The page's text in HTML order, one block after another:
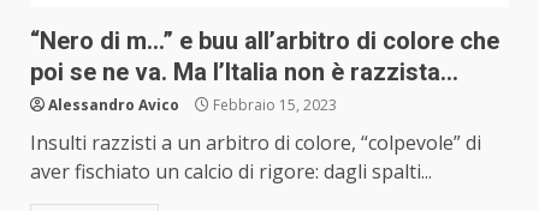
“Nero di m…” e buu all’arbitro di colore che
poi se ne va. Ma l’Italia non è razzista…
Alessandro Avico Febbraio 15, 2023
Insulti razzisti a un arbitro di colore, “colpevole” di
aver fischiato un calcio di rigore: dagli spalti...